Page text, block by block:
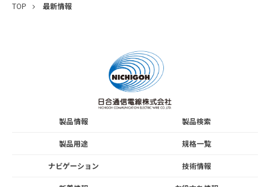
TOP 最新情報
製品情報 製品検索
製品用途 規格一覧
ナビゲーション 技術情報